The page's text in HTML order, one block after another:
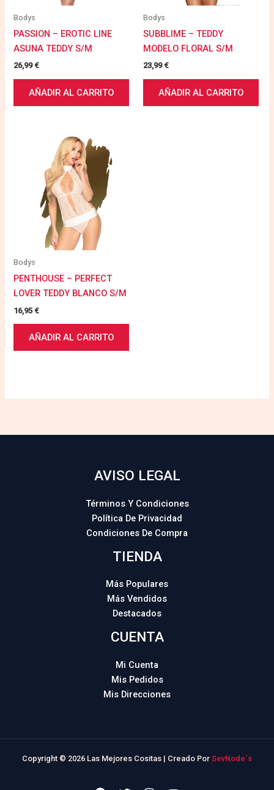
Bodys
PASSION – EROTIC LINE
ASUNA TEDDY S/M
26,99€
AÑADIR AL CARRITO
Bodys
SUBBLIME – TEDDY
MODELO FLORAL S/M
23,99€
AÑADIR AL CARRITO
Bodys
PENTHOUSE – PERFECT
LOVER TEDDY BLANCO S/M
16,95€
AÑADIR AL CARRITO
AVISO LEGAL
Términos Y Condiciones
Política De Privacidad
Condiciones De Compra
TIENDA
Más Populares
Más Vendidos
Destacados
CUENTA
Mi Cuenta
Mis Pedidos
Mis Direcciones
Copyright © 2026 Las Mejores Cositas | Creado Por SevNode´s